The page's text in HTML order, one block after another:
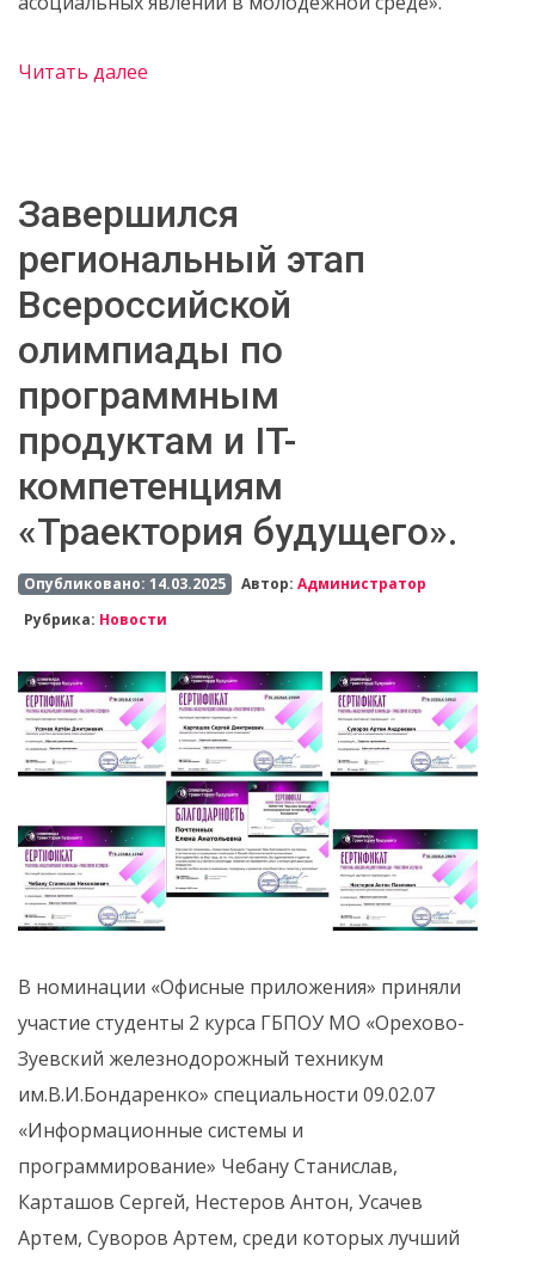
Читать далее
Завершился
региональный этап
Всероссийской
олимпиады по
программным
продуктам и IT-
компетенциям
«Траектория будущего».
Опубликовано: 14.03.2025 Автор:Администратор
Рубрика: Новости
В номинации «Офисные приложения» приняли
участие студенты 2 курса ГБПОУ МО «Орехово-
Зуевский железнодорожный техникум
им.В.И.Бондаренко» специальности 09.02.07
«Информационные системы и
программирование» Чебану Станислав,
Карташов Сергей, Нестеров Антон, Усачев
Артем, Суворов Артем, среди которых лучший